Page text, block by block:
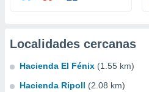
Localidades cercanas
Hacienda El Fénix (1.55 km)
Hacienda Ripoll (2.08 km)